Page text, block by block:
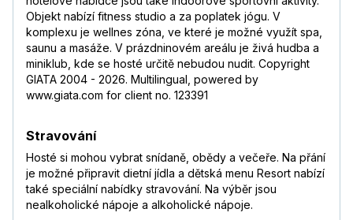
Objekt nabízí fitness studio a za poplatek jógu. V
komplexu je wellnes zóna, ve které je možné využít spa,
saunu a masáže. V prázdninovém areálu je živá hudba a
miniklub, kde se hosté určitě nebudou nudit. Copyright
GIATA 2004 - 2026. Multilingual, powered by
www.giata.com for client no. 123391
Stravování
Hosté si mohou vybrat snídaně, obědy a večeře. Na přání
je možné připravit dietní jídla a dětská menu Resort nabízí
také speciální nabídky stravování. Na výběr jsou
nealkoholické nápoje a alkoholické nápoje.